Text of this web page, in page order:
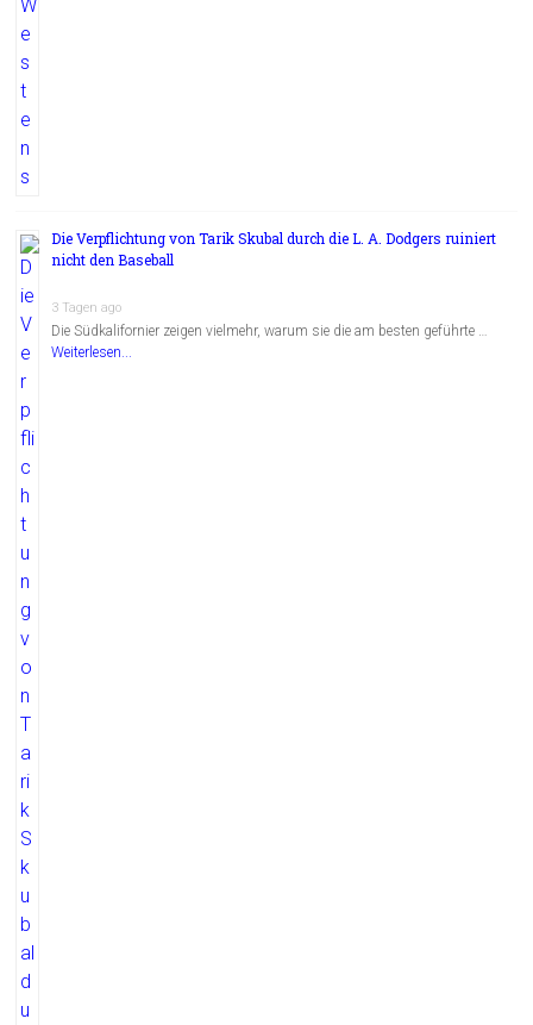
Die Verpflichtung von Tarik Skubal durch die L. A. Dodgers ruiniert
nicht den Baseball
3 Tagen ago
Die Südkalifornier zeigen vielmehr, warum sie die am besten geführte …
Weiterlesen...